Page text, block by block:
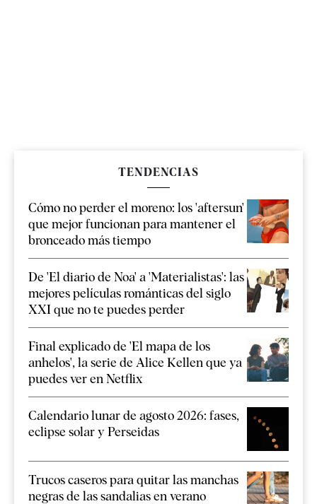
TENDENCIAS
Cómo no perder el moreno: los 'aftersun'
que mejor funcionan para mantener el
bronceado más tiempo
De 'El diario de Noa' a 'Materialistas': las
mejores películas románticas del siglo
XXI que no te puedes perder
Final explicado de 'El mapa de los
anhelos', la serie de Alice Kellen que ya
puedes ver en Netflix
Calendario lunar de agosto 2026: fases,
eclipse solar y Perseidas
Trucos caseros para quitar las manchas
negras de las sandalias en verano